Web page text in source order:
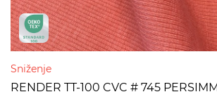
Sniženje
RENDER TT-100 CVC # 745